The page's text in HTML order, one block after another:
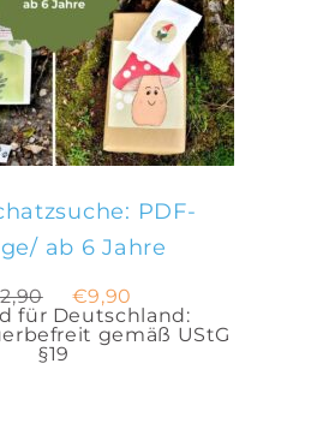
WARENKORB
PDF-
ab 6 Jahre
Ursprünglicher
Preis
war:
€12,90
€9,90
Preis
ist:
für Deutschland:
gemäß UStG
§19